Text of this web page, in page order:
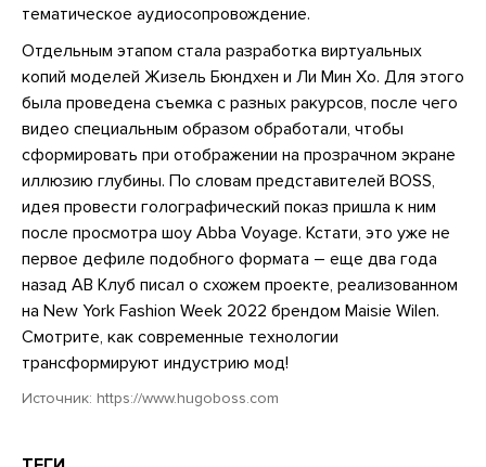
тематическое аудиосопровождение.
Отдельным этапом стала разработка виртуальных
копий моделей Жизель Бюндхен и Ли Мин Хо. Для этого
была проведена съемка с разных ракурсов, после чего
видео специальным образом обработали, чтобы
сформировать при отображении на прозрачном экране
иллюзию глубины. По словам представителей BOSS,
идея провести голографический показ пришла к ним
после просмотра шоу Abba Voyage. Кстати, это уже не
первое дефиле подобного формата – еще два года
назад АВ Клуб писал о схожем проекте, реализованном
на New York Fashion Week 2022 брендом Maisie Wilen.
Смотрите, как современные технологии
трансформируют индустрию мод!
Источник: https://www.hugoboss.com